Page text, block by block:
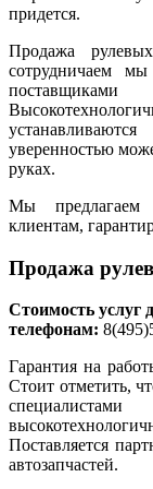
придется.
Продажа
сотрудничаем
поставщиками
уверенностью
руках.
Мы предлагаем
клиентам,
Продажа
Стоимость услуг
телефонам:
Гарантия на
Стоит отметить,
Поставляется
автозапчастей.